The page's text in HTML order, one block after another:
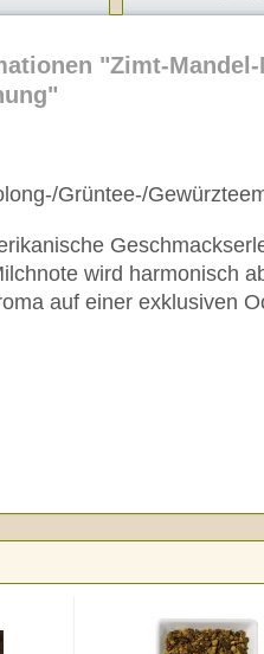
"Zimt-
Grüntee-/
wird harmonisch
auf einer exklusiven